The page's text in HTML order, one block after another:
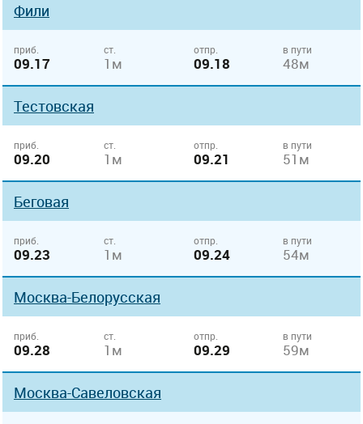
Фили
приб.
09.17
ст.
1м
отпр.
09.18
в пути
48м
Тестовская
приб.
09.20
ст.
1м
отпр.
09.21
в пути
51м
Беговая
приб.
09.23
ст.
1м
отпр.
09.24
в пути
54м
Москва-Белорусская
приб.
09.28
ст.
1м
отпр.
09.29
в пути
59м
Москва-Савеловская